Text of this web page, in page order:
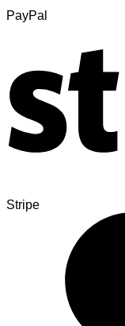
PayPal
Stripe